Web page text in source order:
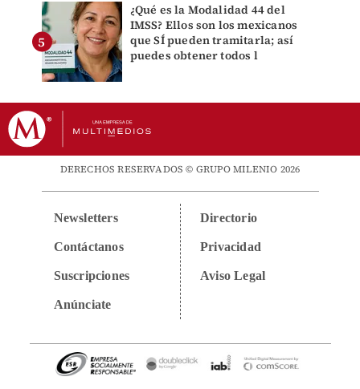
¿Qué es la Modalidad 44 del
IMSS? Ellos son los mexicanos
que SÍ pueden tramitarla; así
puedes obtener todos l
DERECHOS RESERVADOS © GRUPO MILENIO 2026
Newsletters
Contáctanos
Suscripciones
Anúnciate
Directorio
Privacidad
Aviso Legal